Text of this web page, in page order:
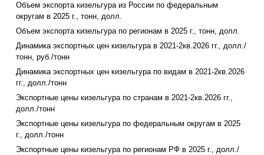
Объем экспорта кизельгура из России по федеральным
округам в 2025 г., тонн, долл.
Объем экспорта кизельгура по регионам в 2025 г., тонн, долл.
Динамика экспортных цен кизельгура в 2021-2кв.2026 гг., долл./
тонн, руб./тонн
Динамика экспортных цен кизельгура по видам в 2021-2кв.2026
гг., долл./тонн
Экспортные цены кизельгура по странам в 2021-2кв.2026 гг.,
долл./тонн
Экспортные цены кизельгура по федеральным округам в 2025
г., долл./тонн
Экспортные цены кизельгура по регионам РФ в 2025 г., долл./